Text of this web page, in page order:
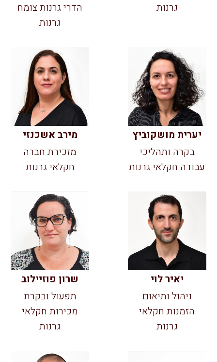
גרנות
הדרי גרנות צומח
גרנות
יערית מושקוביץ
בקרה ותהליכי
עבודה חקלאי גרנות
מירב אשכנזי
מזכירת חברה
חקלאי גרנות
יאיר לוי
ניהול ותיאום
הזמנות חקלאי
גרנות
שרון פוזיילוב
תפעול ובקרת
מכירות חקלאי
גרנות